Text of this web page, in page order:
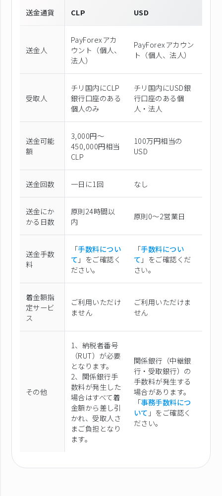
送金通貨 CLP USD
送金人
PayForexアカ
ウント（個⼈、
法⼈）
PayForexアカウン
ト（個⼈、法⼈）
受取人
チリ国内にCLP
銀行口座のある
個人のみ
チリ国内にUSD銀
行口座のある個
人・法人
送金可能
額
3,000円～
450,000円相当
CLP
100万円相当の
USD
送金回数 一日に1回 なし
送金にか
かる日数
原則24時間以
内
原則0〜2営業日
送金手数
料
「手数料につい
て 」をご確認く
ださい。
「手数料につい
て 」をご確認くだ
さい。
着金額指
定サービ
ス
ご利用いただけ
ません
ご利用いただけま
せん
その他
1、納税者番号
（RUT）が必要
となります。
2、関係銀行手
数料が発生した
場合はすべて着
金額から差し引
かれ、受取人さ
まご負担となり
ます。
関係銀行（中継銀
行・受取銀行）の
手数料が発生する
場合があります。
「事務手数料につ
いて 」をご確認く
ださい。